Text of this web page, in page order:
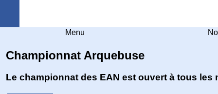
Menu
Championnat Arquebuse
Le championnat des EAN est ouvert à tous les